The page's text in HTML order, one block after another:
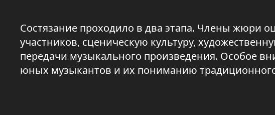
Состязание проходило в два этапа. Члены жюри
участников, сценическую культуру,
передачи музыкального произведения. Особое
юных музыкантов и их пониманию